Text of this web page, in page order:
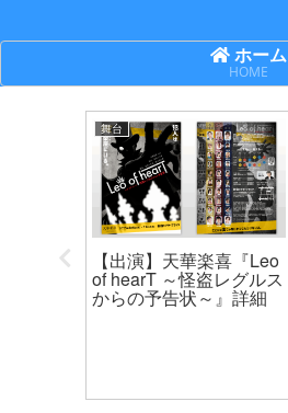
ホーム
HOME
世代機
舞台
【出演】天華楽喜『Leo
of hearT ～怪盗レグルス
からの予告状～』詳細